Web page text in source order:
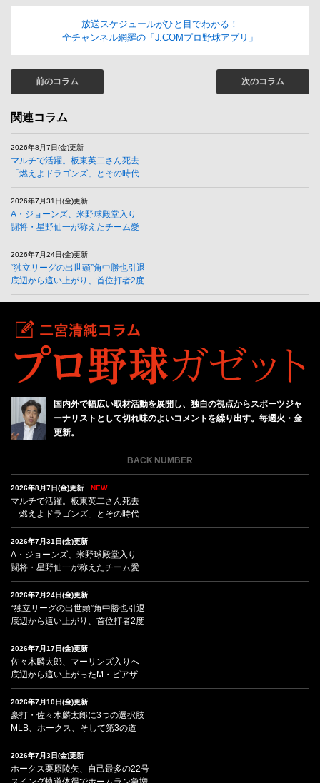
放送スケジュールがひと目でわかる！
全チャンネル網羅の「J:COMプロ野球アプリ」
前のコラム 次のコラム
関連コラム
2026年8月7日(金)更新
マルチで活躍。板東英二さん死去
「燃えよドラゴンズ」とその時代
2026年7月31日(金)更新
A・ジョーンズ、米野球殿堂入り
闘将・星野仙一が称えたチーム愛
2026年7月24日(金)更新
“独立リーグの出世頭”角中勝也引退
底辺から這い上がり、首位打者2度
国内外で幅広い取材活動を展開し、独自の視点からスポーツジャ
ーナリストとして切れ味のよいコメントを繰り出す。毎週火・金
更新。
BACK NUMBER
2026年8月7日(金)更新 NEW
マルチで活躍。板東英二さん死去
「燃えよドラゴンズ」とその時代
2026年7月31日(金)更新
A・ジョーンズ、米野球殿堂入り
闘将・星野仙一が称えたチーム愛
2026年7月24日(金)更新
“独立リーグの出世頭”角中勝也引退
底辺から這い上がり、首位打者2度
2026年7月17日(金)更新
佐々木麟太郎、マーリンズ入りへ
底辺から這い上がったM・ピアザ
2026年7月10日(金)更新
豪打・佐々木麟太郎に3つの選択肢
MLB、ホークス、そして第3の道
2026年7月3日(金)更新
ホークス栗原陵矢、自己最多の22号